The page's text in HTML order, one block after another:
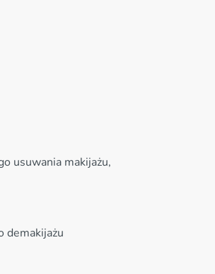
usuwania makijażu,
demakijażu